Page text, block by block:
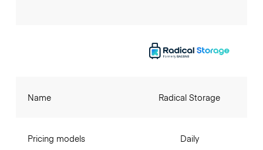
Name
Pricing models
Radical Storage
Daily